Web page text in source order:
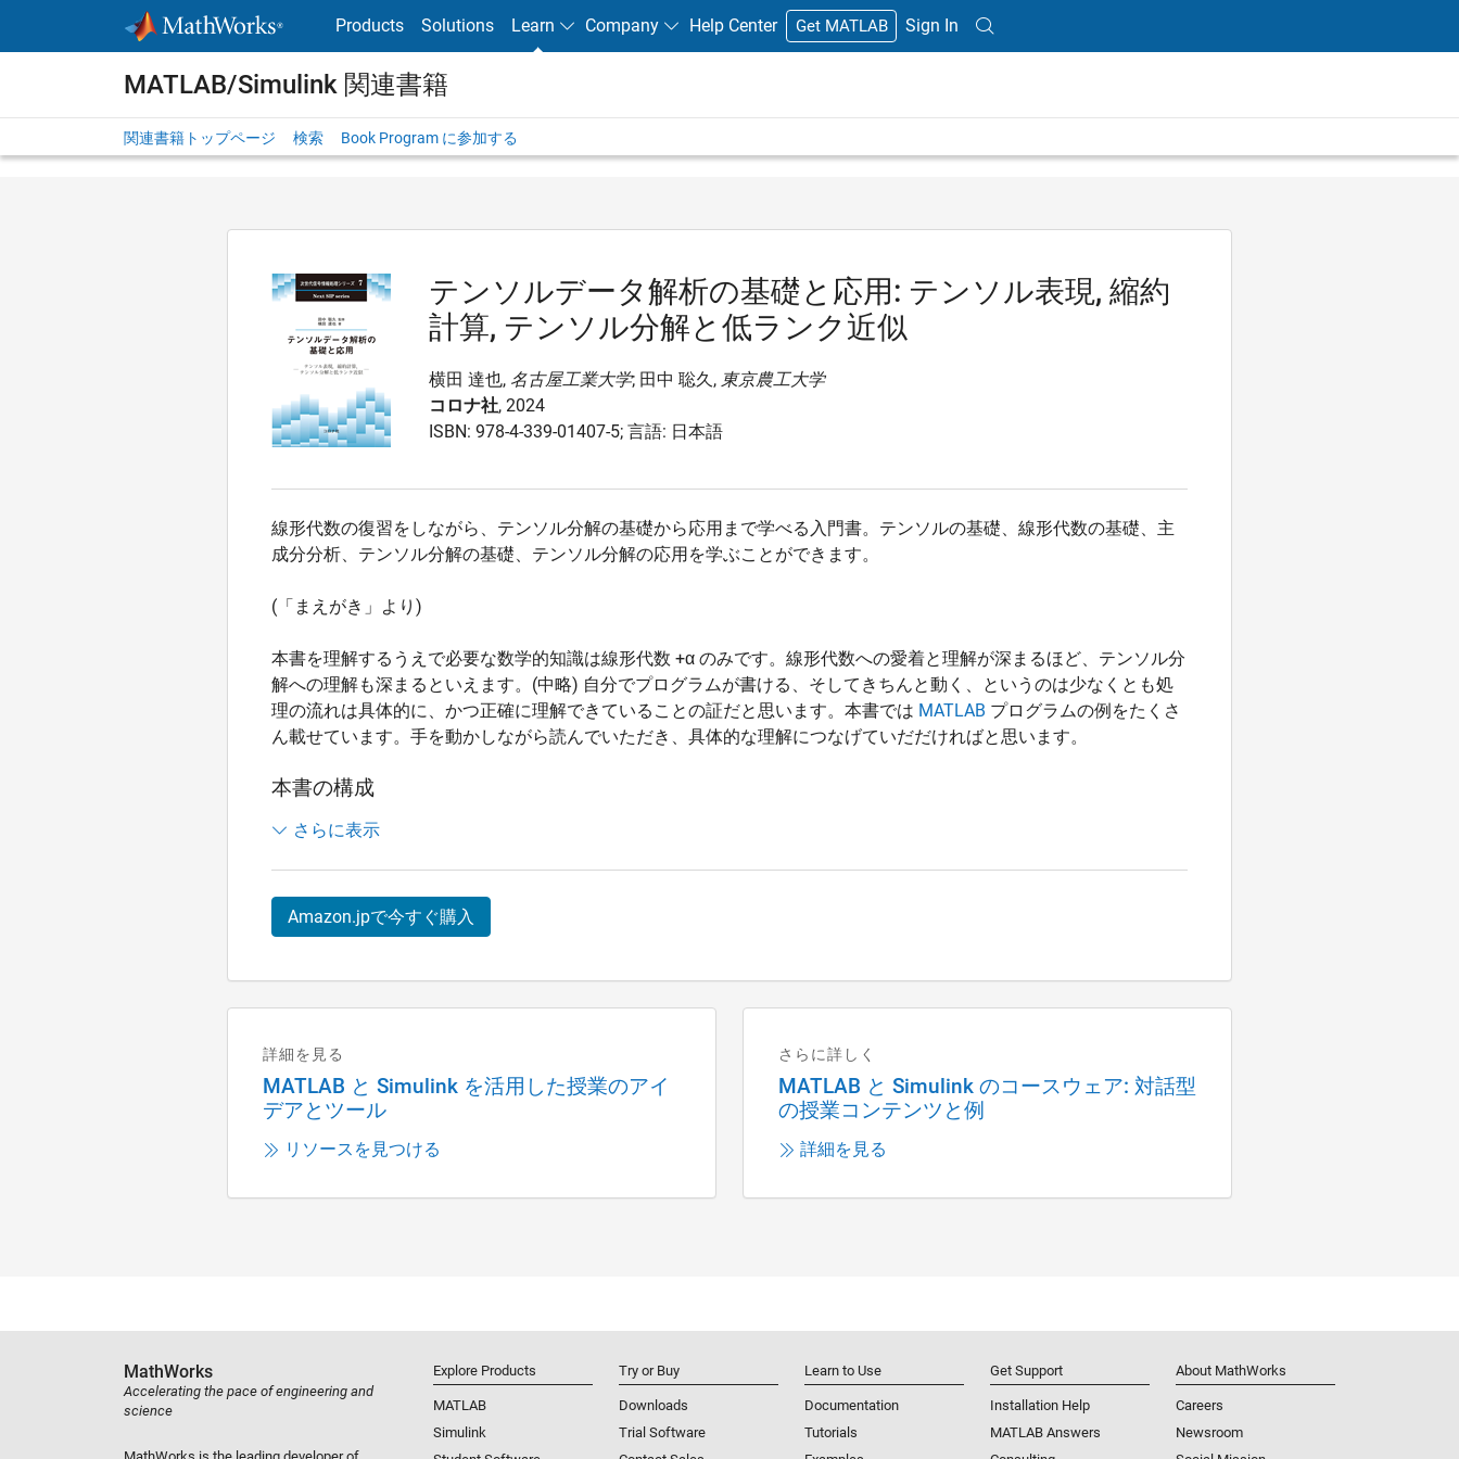
Products Solutions Learn Company Help Center Get MATLAB Sign In
MATLAB/Simulink 関連書籍
関連書籍トップページ 検索 Book Program に参加する
テンソルデータ解析の基礎と応用: テンソル表現, 縮約
計算, テンソル分解と低ランク近似
横田 達也, 名古屋工業大学; 田中 聡久, 東京農工大学
コロナ社, 2024
ISBN: 978-4-339-01407-5; 言語: 日本語
線形代数の復習をしながら、テンソル分解の基礎から応用まで学べる入門書。テンソルの基礎、線形代数の基礎、主
成分分析、テンソル分解の基礎、テンソル分解の応用を学ぶことができます。
(「まえがき」より)
本書を理解するうえで必要な数学的知識は線形代数 +α のみです。線形代数への愛着と理解が深まるほど、テンソル分
解への理解も深まるといえます。(中略) 自分でプログラムが書ける、そしてきちんと動く、というのは少なくとも処
理の流れは具体的に、かつ正確に理解できていることの証だと思います。本書では MATLAB プログラムの例をたくさ
ん載せています。手を動かしながら読んでいただき、具体的な理解につなげていだだければと思います。
本書の構成
1. 情報のテンソル表現
1.2 テンソル表現の事例紹介
2.1 基礎知識
2.3 テンソルの計算
3. 線形代数と主成分分析
3.1 線形代数ハイライト
4.4 テンソルトレイン分解
4.5 その他のテンソル分解モデル
5. テンソルデータ解析
さらに表示
Amazon.jpで今すぐ購入
詳細を見る
MATLAB と Simulink を活用した授業のアイ
デアとツール
リソースを見つける
さらに詳しく
MATLAB と Simulink のコースウェア: 対話型
の授業コンテンツと例
詳細を見る
MathWorks
Accelerating the pace of engineering and
science
Explore Products
MATLAB
Simulink
Try or Buy
Downloads
Trial Software
Learn to Use
Documentation
Tutorials
Get Support
Installation Help
MATLAB Answers
About MathWorks
Careers
Newsroom